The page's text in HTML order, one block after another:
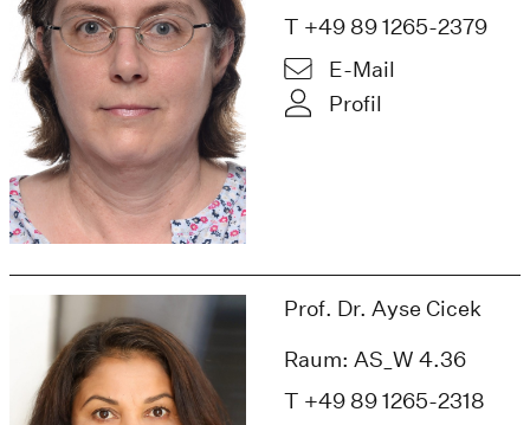
T +49 89 1265-2379
E-Mail
Profil
Prof. Dr. Ayse Cicek
Raum: AS_W 4.36
T +49 89 1265-2318